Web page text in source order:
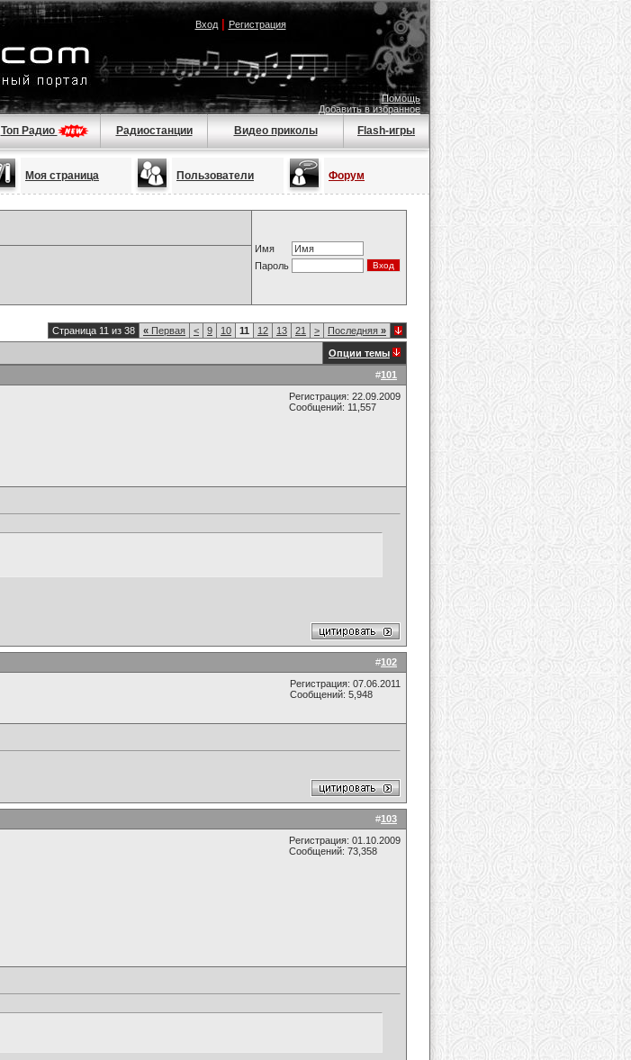
Вход| Регистрация
Помощь
Добавить в избранное
Топ Радио Радиостанции Видео приколы Flash-игры
Моя страница Пользователи Форум
Имя
Пароль
Страница 11 из 38 « Первая < 9 10 11 12 13 21 > Последняя »
Опции темы
#101
Регистрация: 22.09.2009
Сообщений: 11,557
#102
Регистрация: 07.06.2011
Сообщений: 5,948
#103
Регистрация: 01.10.2009
Сообщений: 73,358